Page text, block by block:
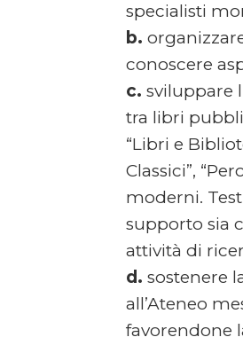
specialisti
b.
conoscere
c. sviluppare
tra libri
“Libri e
Classici”,
moderni.
supporto sia
attività di
d. sostenere
all’Ateneo
favorendone